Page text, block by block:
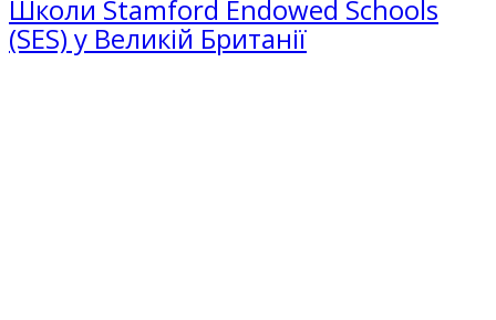
Школи Stamford Endowed Schools
(SES) у Великій Британії